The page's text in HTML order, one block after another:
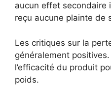
aucun effet secondaire
reçu aucune plainte de
Les critiques sur la
généralement
l’efficacité du produit
poids.